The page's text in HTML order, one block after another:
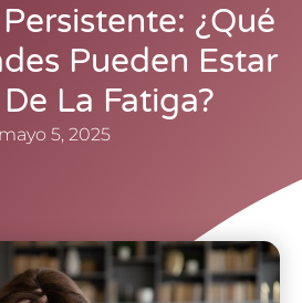
¿Qué
Pueden Estar
La Fatiga?
mayo 5, 2025